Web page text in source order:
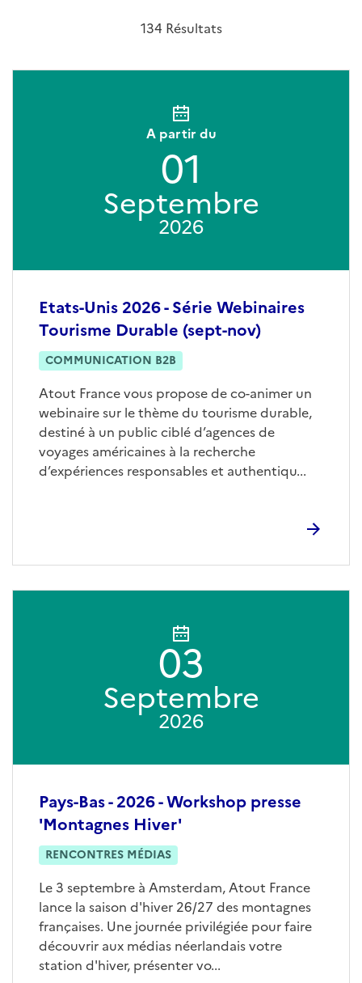
134 Résultats
Etats-Unis 2026 - Série Webinaires
Tourisme Durable (sept-nov)
COMMUNICATION B2B
Atout France vous propose de co-animer un
webinaire sur le thème du tourisme durable,
destiné à un public ciblé d’agences de
voyages américaines à la recherche
d’expériences responsables et authentiqu...
A partir du
01
Septembre
2026
Pays-Bas - 2026 - Workshop presse
'Montagnes Hiver'
RENCONTRES MÉDIAS
Le 3 septembre à Amsterdam, Atout France
lance la saison d'hiver 26/27 des montagnes
françaises. Une journée privilégiée pour faire
découvrir aux médias néerlandais votre
station d'hiver, présenter vo...
03
Septembre
2026